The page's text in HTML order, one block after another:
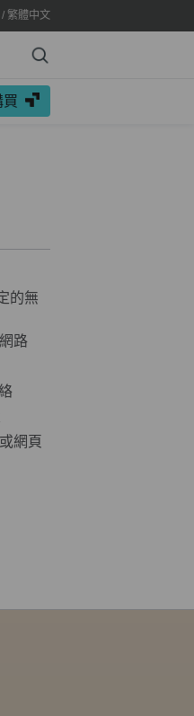
繁體中文
Search
買
的無
路
網頁